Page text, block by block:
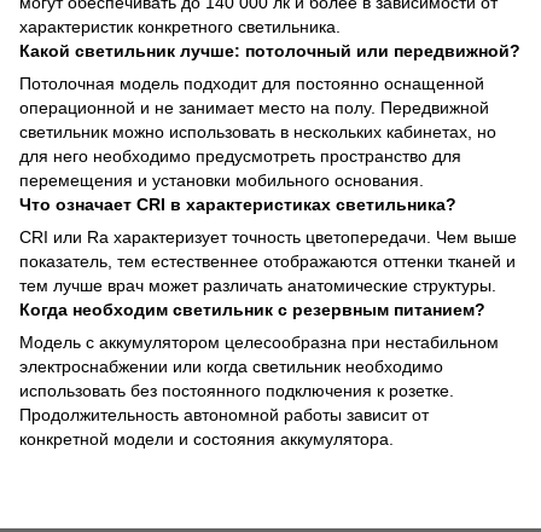
характеристик конкретного светильника.
Какой светильник лучше: потолочный или передвижной?
Потолочная модель подходит для постоянно оснащенной
операционной и не занимает место на полу. Передвижной
светильник можно использовать в нескольких кабинетах, но
для него необходимо предусмотреть пространство для
перемещения и установки мобильного основания.
Что означает CRI в характеристиках светильника?
CRI или Ra характеризует точность цветопередачи. Чем выше
показатель, тем естественнее отображаются оттенки тканей и
тем лучше врач может различать анатомические структуры.
Когда необходим светильник с резервным питанием?
Модель с аккумулятором целесообразна при нестабильном
электроснабжении или когда светильник необходимо
использовать без постоянного подключения к розетке.
Продолжительность автономной работы зависит от
конкретной модели и состояния аккумулятора.